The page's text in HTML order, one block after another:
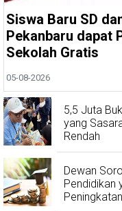
Siswa Baru SD
Pekanbaru dapat
Sekolah Gratis
05-08-2026
5,5 Juta
yang
Rendah
Dewan
Pendidikan